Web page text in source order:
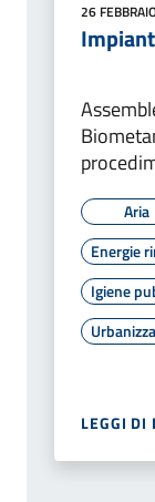
26
Aria
Energie
Igiene
LEGGI DI